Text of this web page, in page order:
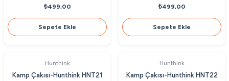
₺499,00
Sepete Ekle
₺499,00
Sepete Ekle
Hunthink
Kamp Çakısı-Hunthink HNT21
Hunthink
Kamp Çakısı-Hunthink HNT22